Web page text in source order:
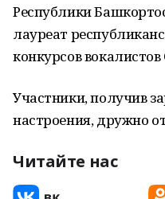
Республики
лауреат
конкурсов
Участники, получив
настроения, дружно
Читайте нас